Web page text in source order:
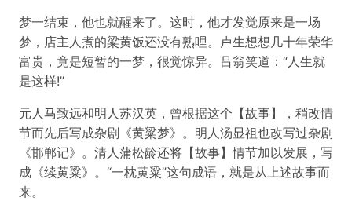
梦一结束，他也就醒来了。这时，他才发觉原来是一场
梦，店主人煮的粱黄饭还没有熟哩。卢生想想几十年荣华
富贵，竟是短暂的一梦，很觉惊异。吕翁笑道：“人生就
是这样!”
元人马致远和明人苏汉英，曾根据这个【故事】，稍改情
节而先后写成杂剧《黄粱梦》。明人汤显祖也改写过杂剧
《邯郸记》。清人蒲松龄还将【故事】情节加以发展，写
成《续黄粱》。“一枕黄粱”这句成语，就是从上述故事而
来。